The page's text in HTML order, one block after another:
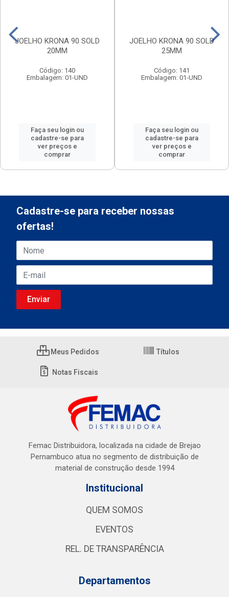
JOELHO KRONA 90 SOLD
20MM
Código: 140
Embalagem: 01-UND
Faça seu login ou
cadastre-se para
ver preços e
comprar
JOELHO KRONA 90 SOLD
25MM
Código: 141
Embalagem: 01-UND
Faça seu login ou
cadastre-se para
ver preços e
comprar
Cadastre-se para receber nossas
ofertas!
Meus Pedidos Títulos
Notas Fiscais
Femac Distribuidora, localizada na cidade de Brejao
Pernambuco atua no segmento de distribuição de
material de construção desde 1994
Institucional
QUEM SOMOS
EVENTOS
REL. DE TRANSPARÊNCIA
Departamentos